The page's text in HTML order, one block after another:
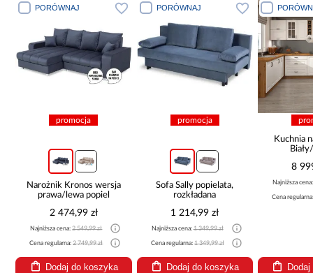
PORÓWNAJ
promocja
Narożnik Kronos wersja
prawa/lewa popiel
2 474,99 zł
Najniższa cena:2 549,99 zł
Cena regularna:2 749,99 zł
Dodaj do koszyka
PORÓWNAJ
promocja
Sofa Sally popielata,
rozkładana
1 214,99 zł
Najniższa cena:1 349,99 zł
Cena regularna:1 349,99 zł
Dodaj do koszyka
Kuchnia
8
Najniższa
Cena